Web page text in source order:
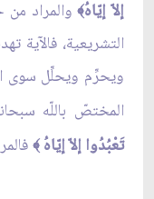
إلاّ إيّاهُ﴾ والمراد
التشريعية، فالآية
ويحرِّم ويحلِّل سوى
المختصّ باللّه
تَعْبُدُوا إلاّ إيّاهُ ﴾